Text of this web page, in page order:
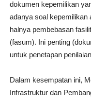
dokumen kepemilikan
adanya soal kepemilikan
halnya pembebasan
(fasum). Ini penting
untuk penetapan
Dalam kesempatan ini,
Infrastruktur dan